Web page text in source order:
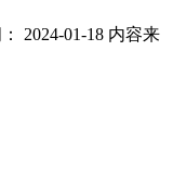
2024-01-18 内容来